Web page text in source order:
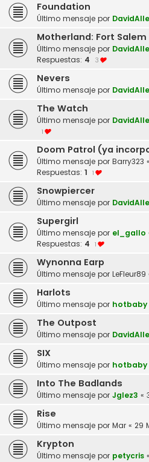
Foundation
Último mensaje por
Motherland: Fort Salem
Último mensaje por
Respuestas: 4 3
Nevers
Último mensaje por
The Watch
Último mensaje por
1
Doom Patrol (ya
Último mensaje por Barry323 «
Respuestas: 1 1
Snowpiercer
Último mensaje por
Supergirl
Último mensaje por el_gallo
Respuestas: 4 1
Wynonna Earp
Último mensaje por LeFleur89
Harlots
Último mensaje por hotbaby
The Outpost
Último mensaje por
SIX
Último mensaje por hotbaby
Into The Badlands
Último mensaje por Jglez3 «
Rise
Último mensaje por Mar « 29
Krypton
Último mensaje por petycris «